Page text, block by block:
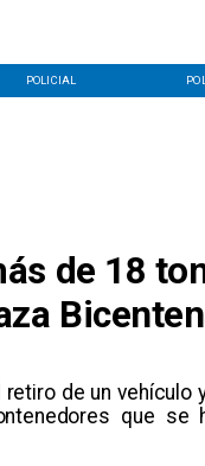
POLICIAL
de 18
de un vehículo
que se